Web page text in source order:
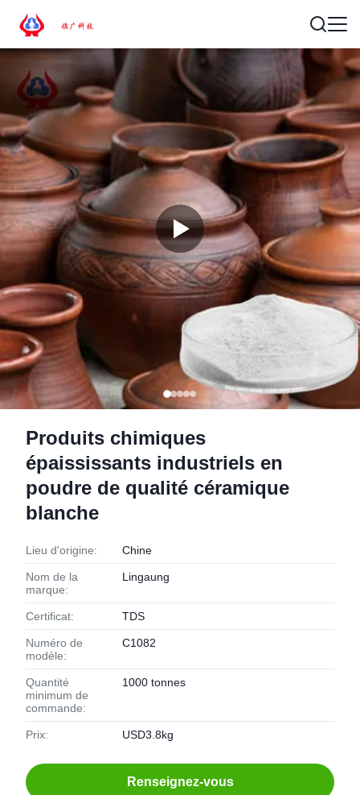
Produits chimiques
épaississants industriels en
poudre de qualité céramique
blanche
Lieu d'origine: Chine
Nom de la
marque:
Lingaung
Certificat: TDS
Numéro de
modèle:
C1082
Quantité
minimum de
commande:
1000 tonnes
Prix: USD3.8kg
Renseignez-vous